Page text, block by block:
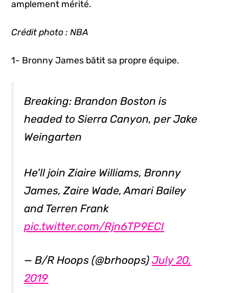
amplement mérité.
Crédit photo : NBA
1- Bronny James bâtit sa propre équipe.
Breaking: Brandon Boston is
headed to Sierra Canyon, per Jake
Weingarten
He'll join Ziaire Williams, Bronny
James, Zaire Wade, Amari Bailey
and Terren Frank
pic.twitter.com/Rjn6TP9ECI
— B/R Hoops (@brhoops)July 20,
2019